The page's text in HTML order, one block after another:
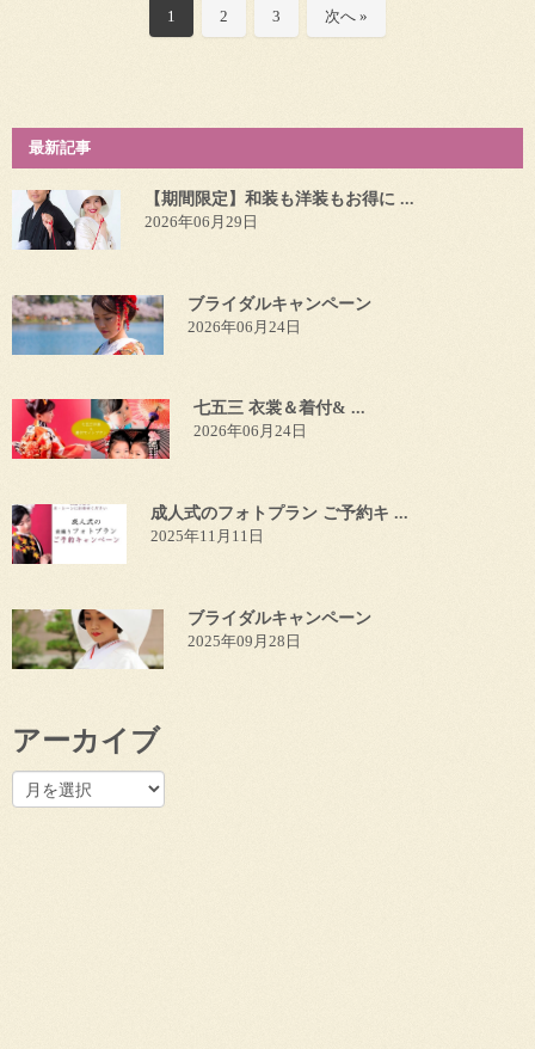
1 2 3 次へ »
最新記事
【期間限定】和装も洋装もお得に ...
2026年06月29日
ブライダルキャンペーン
2026年06月24日
七五三 衣裳＆着付& ...
2026年06月24日
成人式のフォトプラン ご予約キ ...
2025年11月11日
ブライダルキャンペーン
2025年09月28日
アーカイブ